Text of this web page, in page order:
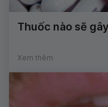
Thuốc nào sẽ
Xem thêm